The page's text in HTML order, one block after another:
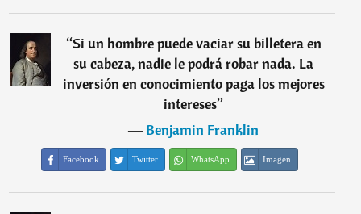
“Si un hombre puede vaciar su billetera en
su cabeza, nadie le podrá robar nada. La
inversión en conocimiento paga los mejores
intereses”
―Benjamin Franklin
Facebook Twitter WhatsApp Imagen